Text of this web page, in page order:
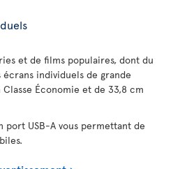
et de films populaires, dont du
individuels de grande
Économie et de 33,8 cm
port USB-A vous permettant de